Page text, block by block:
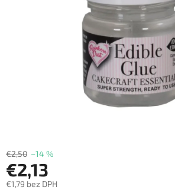
€2,50 –14 %
€2,13
€1,79 bez DPH